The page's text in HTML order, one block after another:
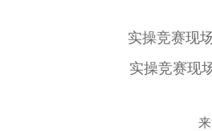
实操竞赛现
实操竞赛现